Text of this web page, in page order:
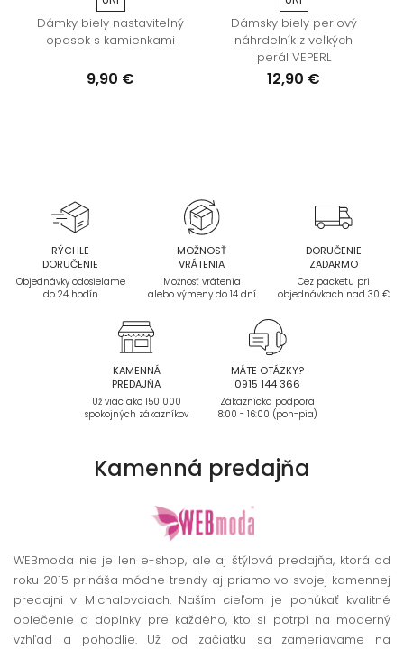
Dámky biely nastaviteľný
opasok s kamienkami
9,90 €
Dámsky biely perlový
náhrdelník z veľkých
perál VEPERL
12,90 €
RÝCHLE
DORUČENIE
Objednávky odosielame
do 24 hodín
MOŽNOSŤ
VRÁTENIA
Možnosť vrátenia
alebo výmeny do 14 dní
DORUČENIE
ZADARMO
Cez packetu pri
objednávkach nad 30 €
KAMENNÁ
PREDAJŇA
Už viac ako 150 000
spokojných zákazníkov
MÁTE OTÁZKY?
0915 144 366
Zákaznícka podpora
8:00 - 16:00 (pon-pia)
Kamenná predajňa
WEBmoda nie je len e-shop, ale aj štýlová predajňa, ktorá od
roku 2015 prináša módne trendy aj priamo vo svojej kamennej
predajni v Michalovciach. Naším cieľom je ponúkať kvalitné
oblečenie a doplnky pre každého, kto si potrpí na moderný
vzhľad a pohodlie. Už od začiatku sa zameriavame na